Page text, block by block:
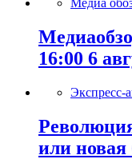
Медиа
16:00 6
Экспресс-
или